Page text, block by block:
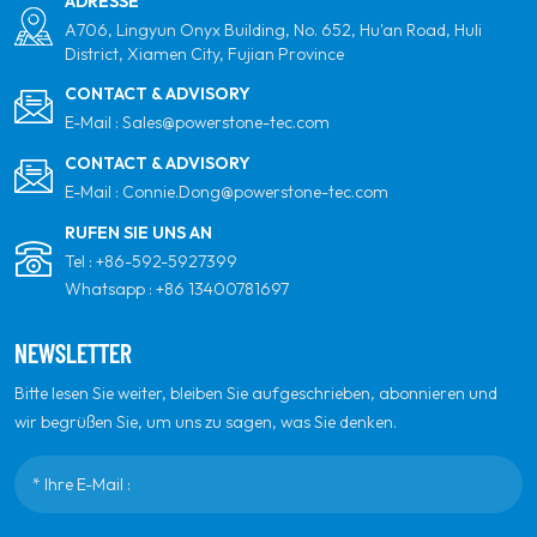
A706, Lingyun Onyx Building, No. 652, Hu'an Road, Huli
District, Xiamen City, Fujian Province
CONTACT & ADVISORY
E-Mail : Sales@powerstone-tec.com
CONTACT & ADVISORY
E-Mail : Connie.Dong@powerstone-tec.com
RUFEN SIE UNS AN
Tel : +86-592-5927399
Whatsapp : +86 13400781697
NEWSLETTER
Bitte lesen Sie weiter, bleiben Sie aufgeschrieben, abonnieren und
wir begrüßen Sie, um uns zu sagen, was Sie denken.